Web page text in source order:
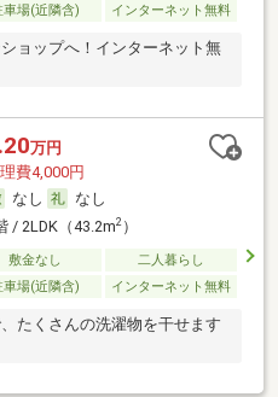
車場(近隣含) インターネット無料
ョップへ！インターネット無
万円
費4,000円
なし
なし
/ 2LDK（43.2m2）
敷金なし
二人暮らし
車場(近隣含) インターネット無料
たくさんの洗濯物を干せます